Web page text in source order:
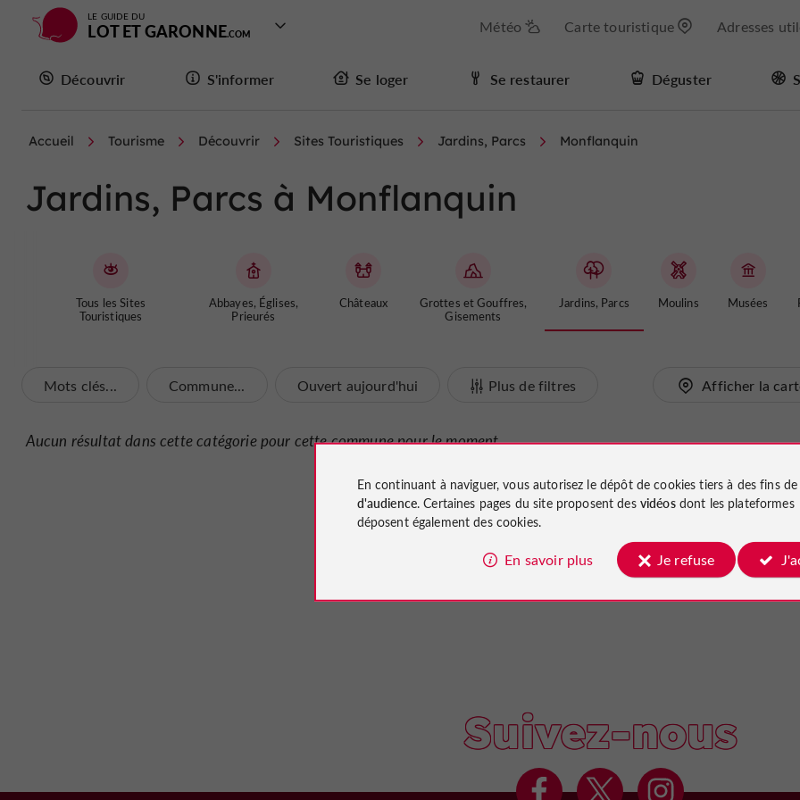
LE GUIDE DU
LOT ET GARONNE Météo Carte touristique Adresses
Découvrir S'informer Se loger Se restaurer Déguster
Accueil Tourisme Découvrir Sites Touristiques Jardins, Parcs Monflanquin
Jardins, Parcs à Monflanquin
Tous les Sites
Touristiques
Abbayes, Églises,
Prieurés
Châteaux
Grottes et Gouffres,
Gisements
Jardins, Parcs Moulins Musées
Mots clés... Commune... Ouvert aujourd'hui Plus de filtres Afficher la
Aucun résultat dans cette catégorie pour cette commune pour le moment...
Suivez-nous
En continuant à naviguer, vous autorisez le dépôt de cookies tiers à des fins de
d'audience. Certaines pages du site proposent des vidéosdont les plateformes
déposent également des cookies.
En savoir plus Je refuse